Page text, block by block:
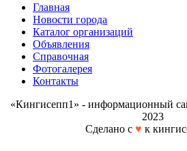
Главная
Новости города
Каталог организаций
Объявления
Справочная
Фотогалерея
Контакты
«Кингисепп1» - информационный
2023
Сделано с ♥ к